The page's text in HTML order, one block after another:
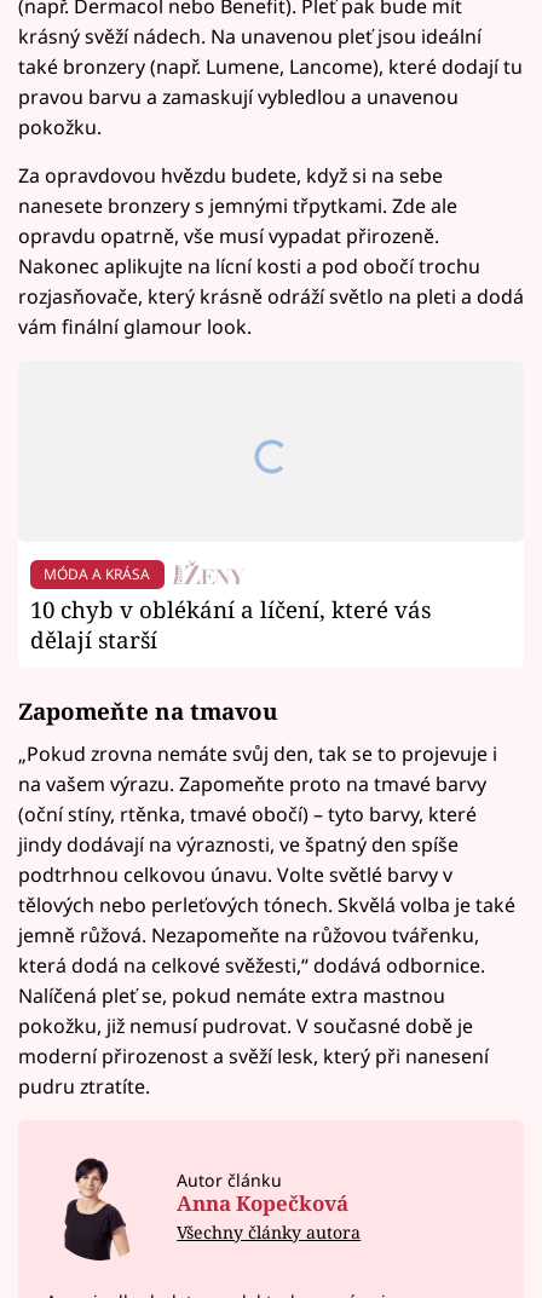
(např. Dermacol nebo Benefit). Pleť pak bude mít
krásný svěží nádech. Na unavenou pleť jsou ideální
také bronzery (např. Lumene, Lancome), které dodají tu
pravou barvu a zamaskují vybledlou a unavenou
pokožku.
Za opravdovou hvězdu budete, když si na sebe
nanesete bronzery s jemnými třpytkami. Zde ale
opravdu opatrně, vše musí vypadat přirozeně.
Nakonec aplikujte na lícní kosti a pod obočí trochu
rozjasňovače, který krásně odráží světlo na pleti a dodá
vám finální glamour look.
MÓDA A KRÁSA
10 chyb v oblékání a líčení, které vás
dělají starší
Zapomeňte na tmavou
„Pokud zrovna nemáte svůj den, tak se to projevuje i
na vašem výrazu. Zapomeňte proto na tmavé barvy
(oční stíny, rtěnka, tmavé obočí) – tyto barvy, které
jindy dodávají na výraznosti, ve špatný den spíše
podtrhnou celkovou únavu. Volte světlé barvy v
tělových nebo perleťových tónech. Skvělá volba je také
jemně růžová. Nezapomeňte na růžovou tvářenku,
která dodá na celkové svěžesti,“ dodává odbornice.
Nalíčená pleť se, pokud nemáte extra mastnou
pokožku, již nemusí pudrovat. V současné době je
moderní přirozenost a svěží lesk, který při nanesení
pudru ztratíte.
Autor článku
Anna Kopečková
Všechny články autora